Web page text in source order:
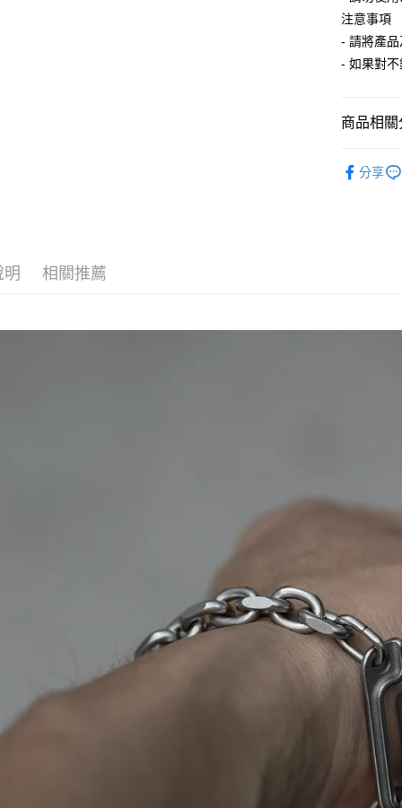
是否繳費
付客戶支
【注意事
求債權轉
３．未成
順豐宅配
注意事項
- 請將產
- 如果對
商品相關
分享
明 相關推薦